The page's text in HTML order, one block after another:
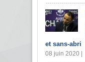
et sans-abri
08 juin 2020 |